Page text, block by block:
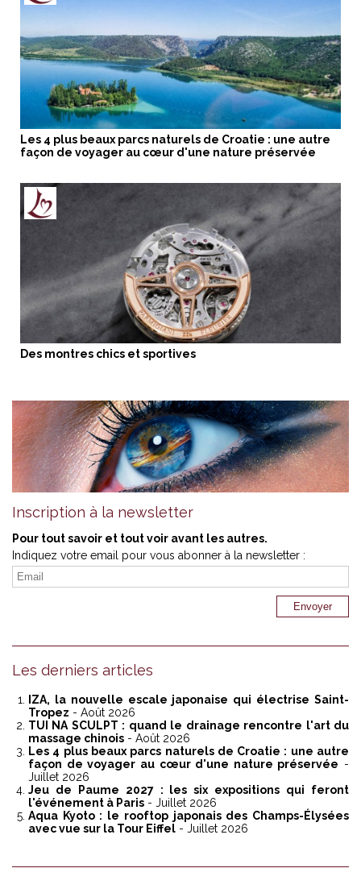
Les 4 plus beaux parcs naturels de Croatie : une autre
façon de voyager au cœur d'une nature préservée
Des montres chics et sportives
Inscription à la newsletter
Pour tout savoir et tout voir avant les autres.
Indiquez votre email pour vous abonner à la newsletter :
Les derniers articles
IZA, la nouvelle escale japonaise qui électrise Saint-
Tropez - Août 2026
TUI NA SCULPT : quand le drainage rencontre l'art du
massage chinois - Août 2026
Les 4 plus beaux parcs naturels de Croatie : une autre
façon de voyager au cœur d'une nature préservée -
Juillet 2026
Jeu de Paume 2027 : les six expositions qui feront
l'événement à Paris - Juillet 2026
Aqua Kyoto : le rooftop japonais des Champs-Élysées
avec vue sur la Tour Eiffel - Juillet 2026